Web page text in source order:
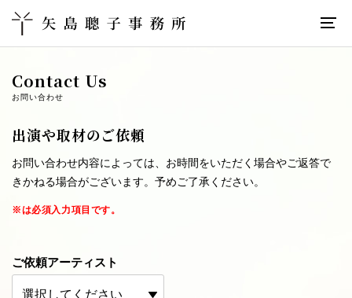
Contact Us
お問い合わせ
出演や取材のご依頼
お問い合わせ内容によっては、お時間をいただく場合やご返答で
きかねる場合がございます。予めご了承ください。
※は必須入力項目です。
ご依頼アーティスト